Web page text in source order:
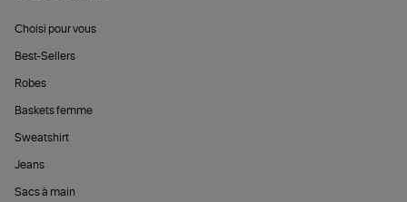
Choisi pour vous
Best-Sellers
Robes
Baskets femme
Sweatshirt
Jeans
Sacs à main